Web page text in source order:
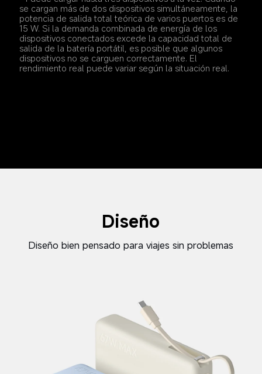
se cargan más de dos dispositivos simultáneamente, la
potencia de salida total teórica de varios puertos es de
15 W. Si la demanda combinada de energía de los
dispositivos conectados excede la capacidad total de
salida de la batería portátil, es posible que algunos
dispositivos no se carguen correctamente. El
rendimiento real puede variar según la situación real.
Diseño
Diseño bien pensado para viajes sin problemas